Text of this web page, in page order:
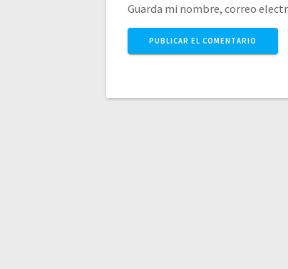
Guarda mi nombre, correo